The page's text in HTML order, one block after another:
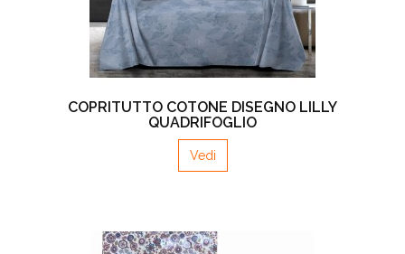
COPRITUTTO COTONE DISEGNO LILLY
QUADRIFOGLIO
Vedi